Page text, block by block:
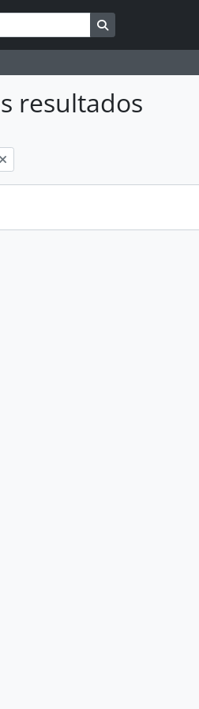
Busque na
resultados